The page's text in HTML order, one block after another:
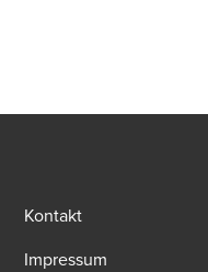
Kontakt
Impressum